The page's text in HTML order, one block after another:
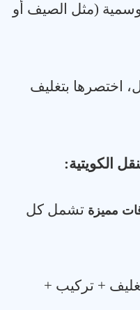
(مثل الصيف أو
اختصرها بتغليف
:
مميزة تشمل كل
+ تركيب +